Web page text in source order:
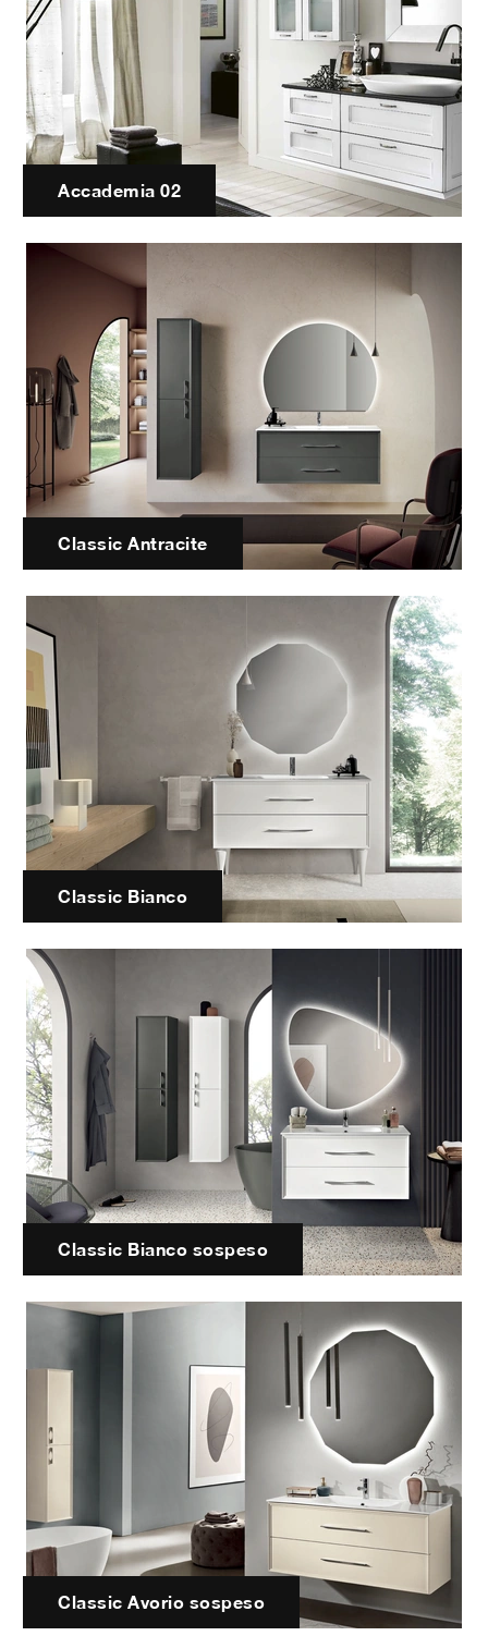
Accademia 02
Classic Antracite
Classic Bianco
Classic Bianco sospeso
Classic Avorio sospeso